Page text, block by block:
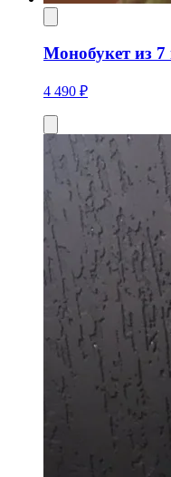
Монобукет из 7
4 490 ₽